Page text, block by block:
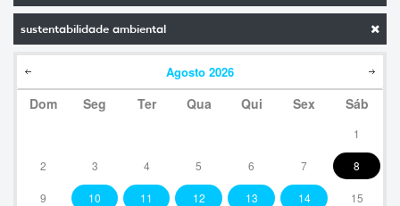
sustentabilidade ambiental
Agosto 2026
Dom Seg Ter Qua Qui Sex Sáb
1
2 3 4 5 6 7 8
9 10 11 12 13 14 15